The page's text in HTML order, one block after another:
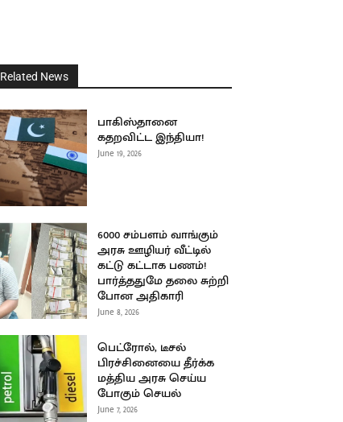
Related News
பாகிஸ்தானை
கதறவிட்ட இந்தியா!
June 19, 2026
6000 சம்பளம் வாங்கும்
அரசு ஊழியர் வீட்டில்
கட்டு கட்டாக பணம்!
பார்த்ததுமே தலை சுற்றி
போன அதிகாரி
June 8, 2026
பெட்ரோல், டீசல்
பிரச்சினையை தீர்க்க
மத்திய அரசு செய்ய
போகும் செயல்
June 7, 2026